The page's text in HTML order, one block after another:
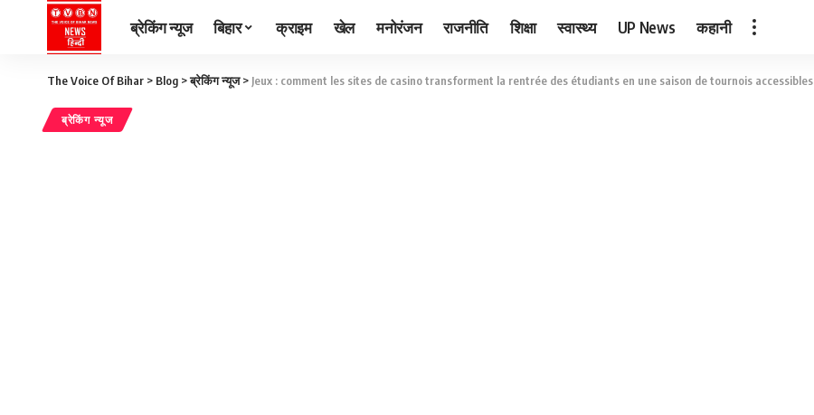
ब्रेकिंग न्यूज बिहार क्राइम खेल मनोरंजन राजनीति शिक्षा स्वास्थ्य UP News कहानी
The Voice Of Bihar > Blog >ब्रेकिंग न्यूज> Jeux : comment les sites de casino transforment la rentrée des étudiants en une saison de tournois accessibles
ब्रेकिंग न्यूज